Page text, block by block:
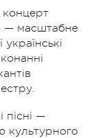
концерт
— масштабне
пісні —
культурного